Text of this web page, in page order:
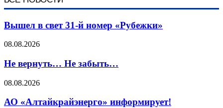
Вышел в свет 31-й номер «Рубежки»
08.08.2026
Не вернуть… Не забыть…
08.08.2026
АО «Алтайкрайэнерго» информирует!